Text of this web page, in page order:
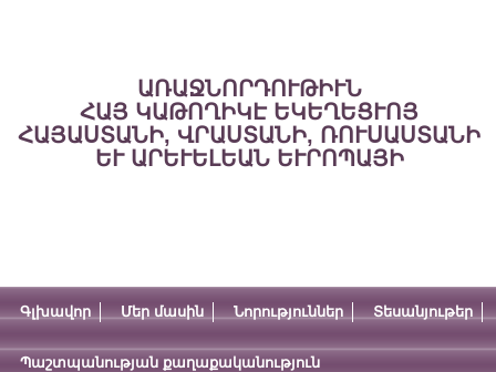
ԱՌԱՋՆՈՐԴՈՒԹԻՒՆ
ՀԱՅ ԿԱԹՈՂԻԿԷ ԵԿԵՂԵՑՒՈՅ
ՀԱՅԱՍՏԱՆԻ, ՎՐԱՍՏԱՆԻ, ՌՈՒՍԱՍՏԱՆԻ
ԵՒ ԱՐԵՒԵԼԵԱՆ ԵՒՐՈՊԱՅԻ
Գլխավոր Մեր մասին Նորություններ Տեսանյութեր
Պաշտպանության քաղաքականություն